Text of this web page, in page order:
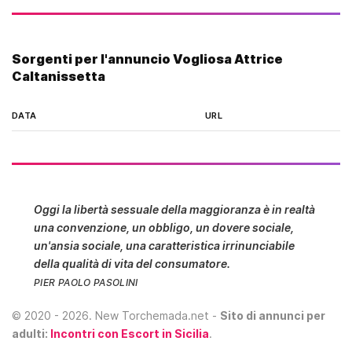
Sorgenti per l'annuncio Vogliosa Attrice
Caltanissetta
DATA URL
Oggi la libertà sessuale della maggioranza è in realtà
una convenzione, un obbligo, un dovere sociale,
un'ansia sociale, una caratteristica irrinunciabile
della qualità di vita del consumatore.
PIER PAOLO PASOLINI
© 2020 - 2026. New Torchemada.net - Sito di annunci per
adulti: Incontri con Escort in Sicilia.